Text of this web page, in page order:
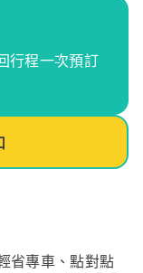
行程一次預訂
省專車、點對點